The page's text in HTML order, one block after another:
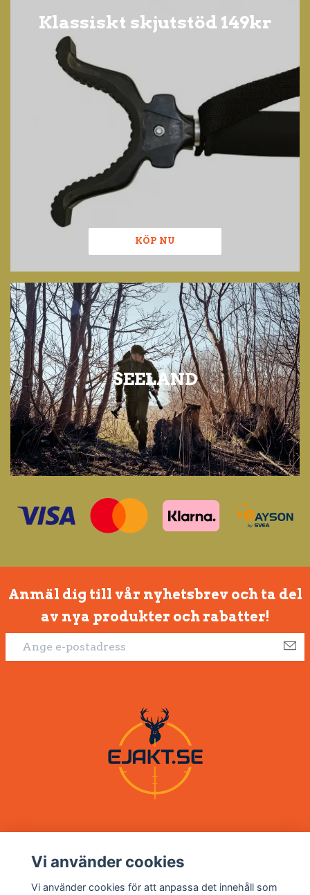
Klassiskt skjutstöd 149kr
KÖP NU
SEELAND
Anmäl dig till vår nyhetsbrev och ta del
av nya produkter och rabatter!
Om oss
Vi använder cookies
Vi använder cookies för att anpassa det innehåll som